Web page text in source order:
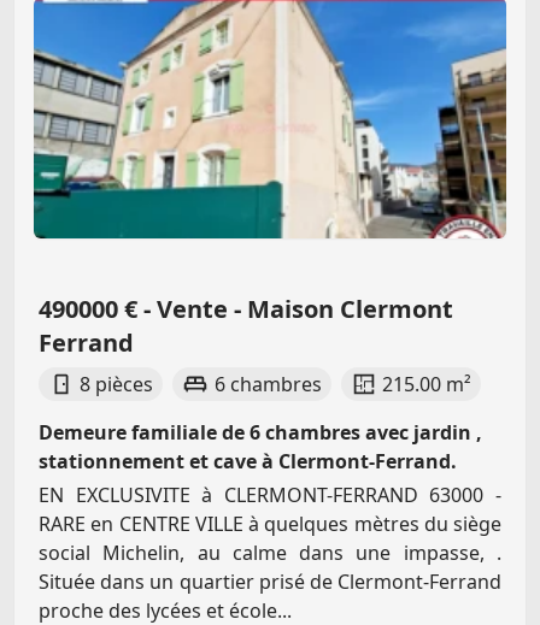
490000 € - Vente - Maison Clermont
Ferrand
8 pièces 6 chambres
215.00 m²
Demeure familiale de 6 chambres avec jardin ,
stationnement et cave à Clermont-Ferrand.
EN EXCLUSIVITE à CLERMONT-FERRAND 63000 -
RARE en CENTRE VILLE à quelques mètres du siège
social Michelin, au calme dans une impasse, .
Située dans un quartier prisé de Clermont-Ferrand
proche des lycées et école...